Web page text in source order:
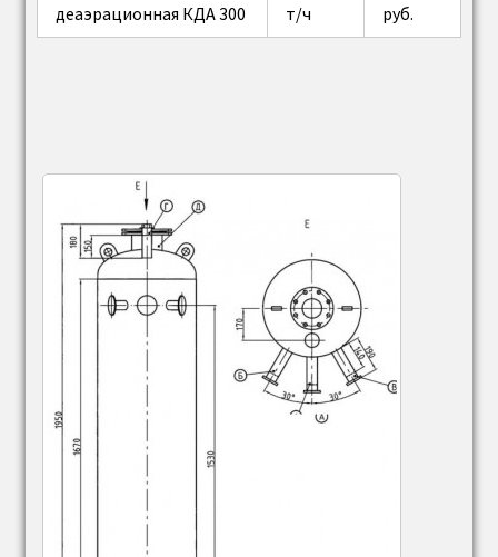
Воздухоподогреватель ВП-О
Колосники
Дверка (дверца), лаз, люк котла (топки)
Топки и запчасти к топкам (ТР, ТШПМ, ТЧЗМ,
ПТЛ-РПК и др.)
Забрасыватель ЗП
Запасные части к забрасывателю ЗП
Указатели уровня и другое ВПО
деаэрационная КДА 300
т/ч
руб.